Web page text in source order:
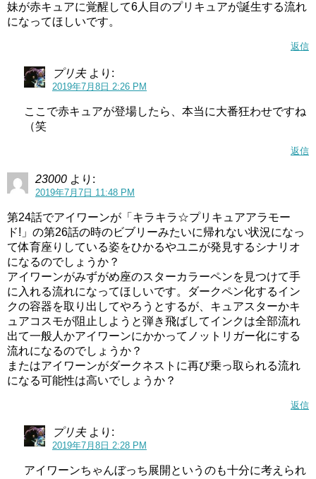
妹が赤キュアに覚醒して6人目のプリキュアが誕生する流れ
になってほしいです。
返信
プリ夫 より:
2019年7月8日 2:26 PM
ここで赤キュアが登場したら、本当に大番狂わせですね
（笑
返信
23000 より:
2019年7月7日 11:48 PM
第24話でアイワーンが「キラキラ☆プリキュアアラモー
ド!」の第26話の時のビブリーみたいに帰れない状況になっ
て体育座りしている姿をひかるやユニが発見するシナリオ
になるのでしょうか？
アイワーンがみずがめ座のスターカラーペンを見つけて手
に入れる流れになってほしいです。ダークペン化するイン
クの容器を取り出してやろうとするが、キュアスターかキ
ュアコスモが阻止しようと弾き飛ばしてインクは全部流れ
出て一般人かアイワーンにかかってノットリガー化にする
流れになるのでしょうか？
またはアイワーンがダークネストに再び乗っ取られる流れ
になる可能性は高いでしょうか？
返信
プリ夫 より:
2019年7月8日 2:28 PM
アイワーンちゃんぼっち展開というのも十分に考えられ